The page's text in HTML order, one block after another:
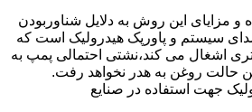
و مزایای این روش به دلایل شناوربودن
سیستم و پاورپک هیدرولیک است که
اشغال می کند،نشتی احتمالی پمپ به
حالت روغن به هدر نخواهد رفت.
جهت استفاده در صنایع